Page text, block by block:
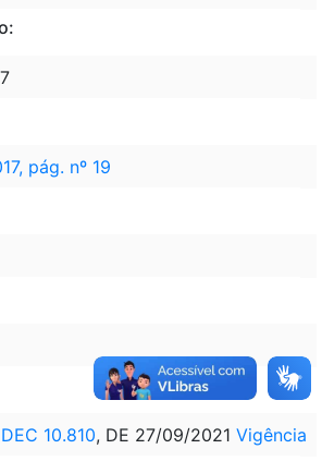
pág. nº 19
DEC 10.810, DE 27/09/2021 Vigência